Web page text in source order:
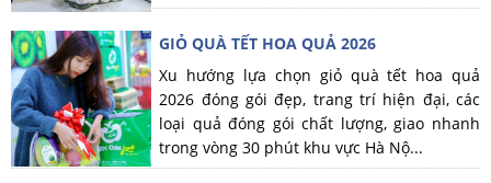
GIỎ QUÀ TẾT HOA QUẢ 2026
Xu hướng lựa chọn giỏ quà tết hoa quả
2026 đóng gói đẹp, trang trí hiện đại, các
loại quả đóng gói chất lượng, giao nhanh
trong vòng 30 phút khu vực Hà Nộ...